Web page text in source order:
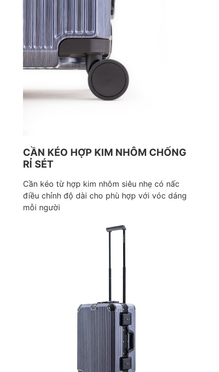
CẦN KÉO HỢP KIM NHÔM CHỐNG
RỈ SÉT
Cần kéo từ hợp kim nhôm siêu nhẹ có nấc
điều chỉnh độ dài cho phù hợp với vóc dáng
mỗi người